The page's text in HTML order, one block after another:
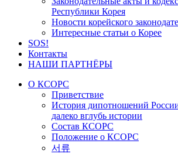
Республики Корея
Новости корейского
Интересные статьи о Корее
SOS!
Контакты
НАШИ ПАРТНЁРЫ
О КСОРС
Приветствие
История дипотношений
далеко вглубь истории
Состав КСОРС
Положение о КСОРС
서류